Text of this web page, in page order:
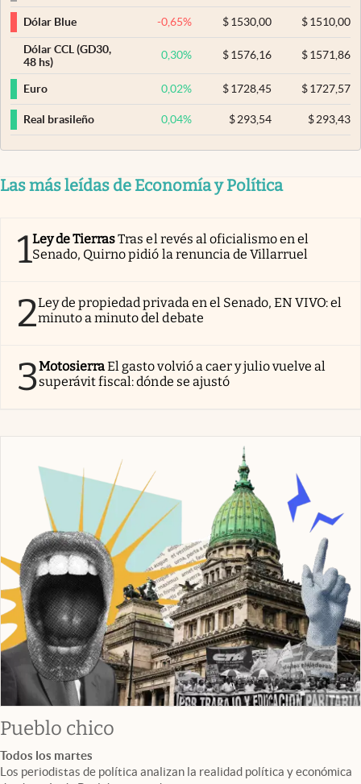
Dólar Blue -0,65% $ 1530,00 $1510,00
Dólar CCL (GD30,
48 hs)
0,30% $ 1576,16 $1571,86
Euro 0,02% $ 1728,45 $1727,57
Real brasileño 0,04% $ 293,54 $293,43
Las más leídas de Economía y Política
1Ley de TierrasTras el revés al oficialismo en el
Senado, Quirno pidió la renuncia de Villarruel
2Ley de propiedad privada en el Senado, EN VIVO: el
minuto a minuto del debate
3MotosierraEl gasto volvió a caer y julio vuelve al
superávit fiscal: dónde se ajustó
Pueblo chico
Todos los martes
Los periodistas de política analizan la realidad política y económica